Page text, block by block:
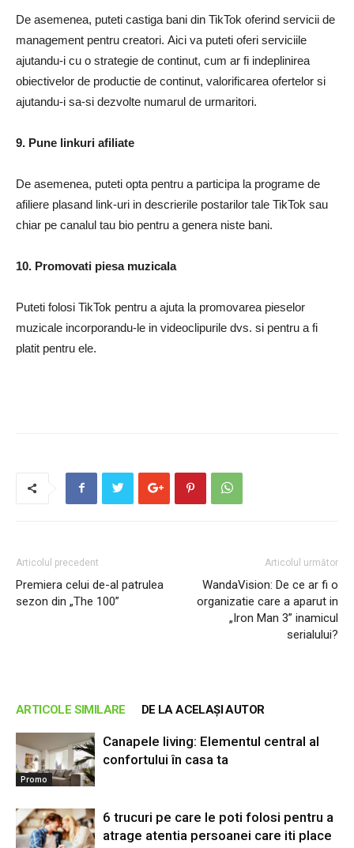
De asemenea, puteti castiga bani din TikTok oferind servicii de
management pentru creatori. Aici va puteti oferi serviciile
ajutandu-i cu o strategie de continut, cum ar fi indeplinirea
obiectivelor de productie de continut, valorificarea ofertelor si
ajutandu-i sa-si dezvolte numarul de urmaritori.
9. Pune linkuri afiliate
De asemenea, puteti opta pentru a participa la programe de
afiliere plasand link-uri in descrierile postarilor tale TikTok sau
chiar pe canalul tau bio pentru a genera niste bani.
10. Promovati piesa muzicala
Puteti folosi TikTok pentru a ajuta la promovarea pieselor
muzicale incorporandu-le in videoclipurile dvs. si pentru a fi
platit pentru ele.
Articolul precedent
Premiera celui de-al patrulea
sezon din „The 100”
Articolul următor
WandaVision: De ce ar fi o
organizatie care a aparut in
„Iron Man 3” inamicul
serialului?
ARTICOLE SIMILARE DE LA ACELAȘI AUTOR
Promo
Canapele living: Elementul central al
confortului în casa ta
6 trucuri pe care le poti folosi pentru a
atrage atentia persoanei care iti place